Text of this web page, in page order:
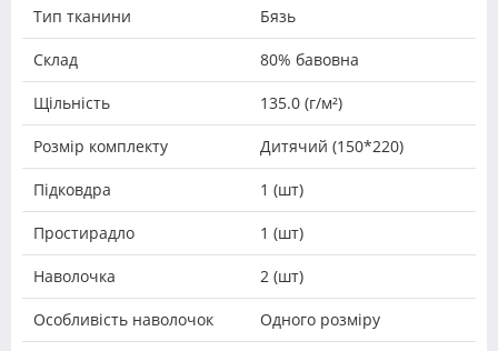
Тип тканини Бязь
Склад 80% бавовна
Щільність 135.0 (г/м²)
Розмір комплекту Дитячий (150*220)
Підковдра 1 (шт)
Простирадло 1 (шт)
Наволочка 2 (шт)
Особливість наволочок Одного розміру